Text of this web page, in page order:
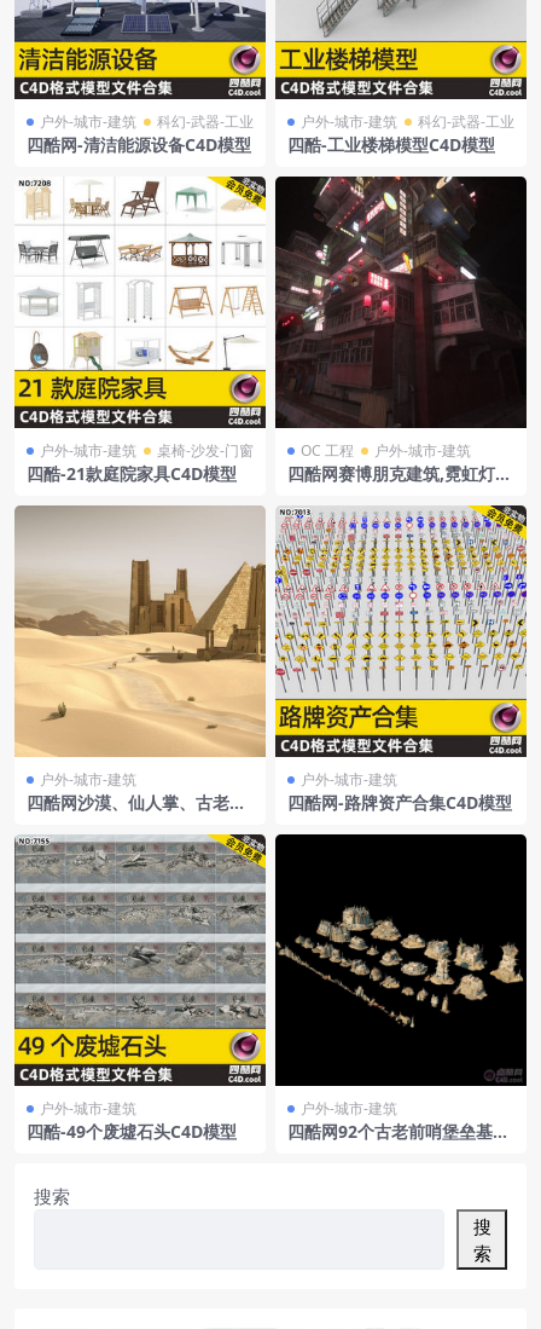
户外-城市-建筑 科幻-武器-工业
四酷网-清洁能源设备C4D模型
户外-城市-建筑 科幻-武器-工业
四酷-工业楼梯模型C4D模型
户外-城市-建筑 桌椅-沙发-门窗
四酷-21款庭院家具C4D模型
OC 工程 户外-城市-建筑
四酷网赛博朋克建筑,霓虹灯招
户外-城市-建筑
四酷网沙漠、仙人掌、古老金
户外-城市-建筑
四酷网-路牌资产合集C4D模型
户外-城市-建筑
四酷-49个废墟石头C4D模型
户外-城市-建筑
四酷网92个古老前哨堡垒基地
搜索
搜
索